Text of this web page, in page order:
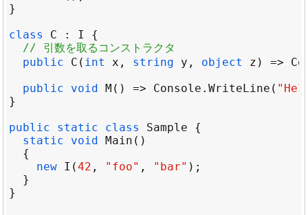
class
C : I
// 引数を取るコンストラクタ
public
C ( int x , string y , object z ) =>
public
void M () => Console . WriteLine (
public
static class Sample
static
void Main
new I (42 , "foo" , "bar"